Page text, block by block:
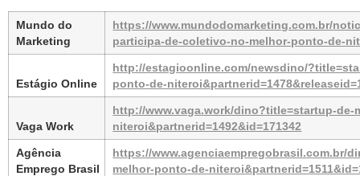
Mundo do
Marketing
https://www.mundodomarketing.com.br/
participa-de-coletivo-no-melhor-ponto-de-
Estágio Online
http://estagioonline.com/newsdino/
ponto-de-
Vaga Work
http://www.vaga.work/dino?title=startup-
niteroi&partnerid=1492&id=171342
Agência
Emprego Brasil
https://www.agenciaempregobrasil.com.br/
melhor-ponto-de-